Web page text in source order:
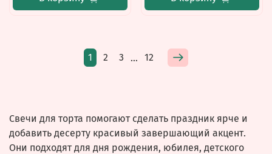
1 2 3 … 12
Свечи для торта помогают сделать праздник ярче и
добавить десерту красивый завершающий акцент.
Они подходят для дня рождения, юбилея, детского